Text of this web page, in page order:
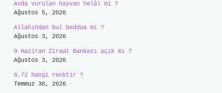
Avda vurulan hayvan helâl mi ?
Ağustos 5, 2026
Allahından bul beddua mı ?
Ağustos 3, 2026
9 Haziran Ziraat Bankası açık mı ?
Ağustos 3, 2026
6.72 hangi renktir ?
Temmuz 30, 2026